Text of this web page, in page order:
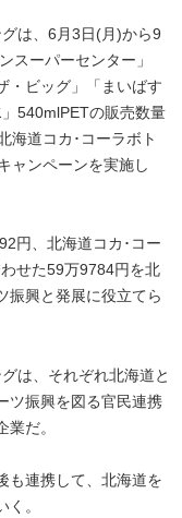
は、6月3日(月)から9
スーパーセンター」
・ビッグ」「まいばす
540mlPETの販売数量
海道コカ･コーラボト
ャンペーンを実施し
円、北海道コカ･コー
せた59万9784円を北
振興と発展に役立てら
は、それぞれ北海道と
ツ振興を図る官民連携
だ。
も連携して、北海道を
。